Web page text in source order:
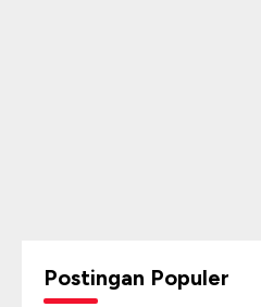
Postingan Populer